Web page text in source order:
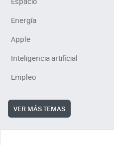
Energía
Apple
Inteligencia artificial
Empleo
VER MÁS TEMAS